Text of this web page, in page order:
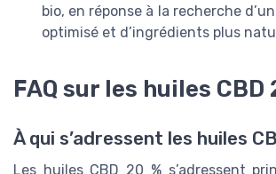
bio, en réponse à la recherche
optimisé et d’ingrédients plus
FAQ sur les huiles CBD
À qui s’adressent les huiles
Les huiles CBD 20 % s’adressent